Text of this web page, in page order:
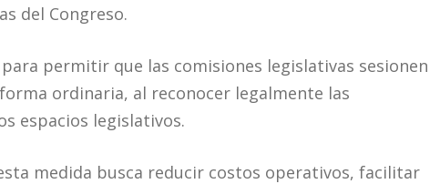
del Congreso.
permitir que las comisiones legislativas sesionen
ordinaria, al reconocer legalmente las
espacios legislativos.
medida busca reducir costos operativos, facilitar